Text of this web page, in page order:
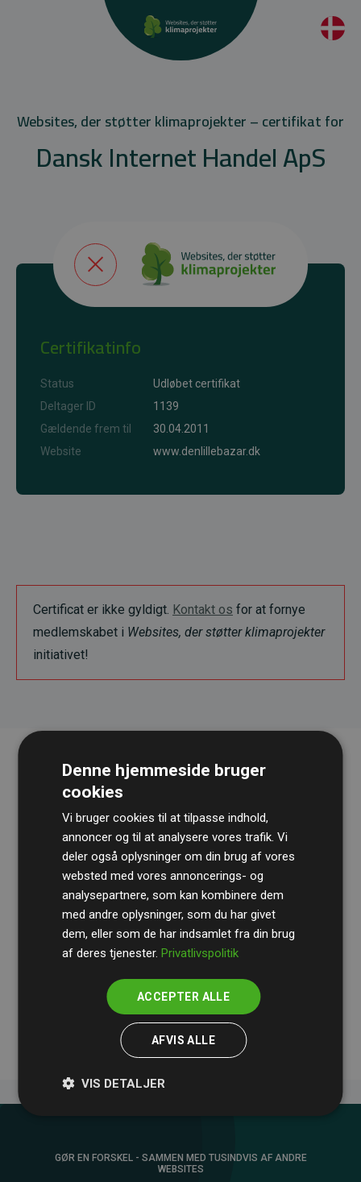
Websites, der støtter klimaprojekter – certifikat for
Dansk Internet Handel ApS
Certifikatinfo
Status
Udløbet certifikat
Deltager ID
1139
Gældende frem til
30.04.2011
Website
www.denlillebazar.dk
Certificat er ikke gyldigt. Kontakt os for at fornye
medlemskabet i Websites, der støtter klimaprojekter
initiativet!
RevisionshusetBDOgennemgår løbende vores
beregninger og metode for at sikre gennemsigtighed
og pålidelighed.
Deres revision dokumenterer, at vores investeringer i
medlemmernes websites estimerede CO₂-
GØR EN FORSKEL - SAMMEN MED TUSINDVIS AF ANDRE
WEBSITES
Denne hjemmeside bruger
cookies
Vi bruger cookies til at tilpasse indhold,
annoncer og til at analysere vores trafik. Vi
deler også oplysninger om din brug af vores
websted med vores annoncerings- og
analysepartnere, som kan kombinere dem
med andre oplysninger, som du har givet
dem, eller som de har indsamlet fra din brug
af deres tjenester.Privatlivspolitik
ACCEPTER ALLE
AFVIS ALLE
VIS DETALJER